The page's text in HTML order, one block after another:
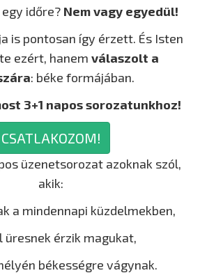
időre?Nem vagy egyedül!
is pontosan így érzett. És Isten
ezért, hanem válaszolt a
: béke formájában.
3+1 napos sorozatunkhoz!
CSATLAKOZOM!
üzenetsorozat azoknak szól,
akik:
a mindennapi küzdelmekben,
üresnek érzik magukat,
békességre vágynak.